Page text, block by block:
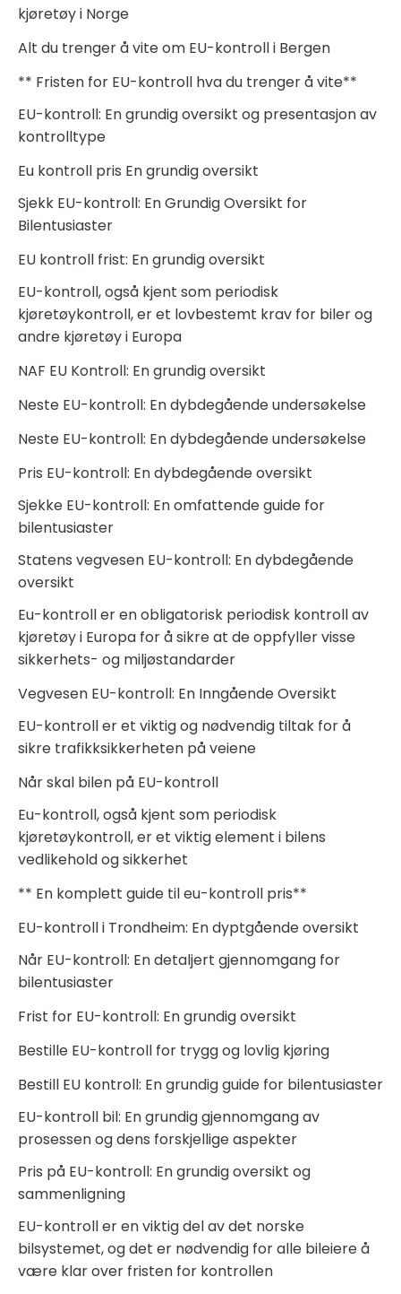
kjøretøy i Norge
Alt du trenger å vite om EU-kontroll i Bergen
** Fristen for EU-kontroll hva du trenger å vite**
EU-kontroll: En grundig oversikt og presentasjon av
kontrolltype
Eu kontroll pris En grundig oversikt
Sjekk EU-kontroll: En Grundig Oversikt for
Bilentusiaster
EU kontroll frist: En grundig oversikt
EU-kontroll, også kjent som periodisk
kjøretøykontroll, er et lovbestemt krav for biler og
andre kjøretøy i Europa
NAF EU Kontroll: En grundig oversikt
Neste EU-kontroll: En dybdegående undersøkelse
Neste EU-kontroll: En dybdegående undersøkelse
Pris EU-kontroll: En dybdegående oversikt
Sjekke EU-kontroll: En omfattende guide for
bilentusiaster
Statens vegvesen EU-kontroll: En dybdegående
oversikt
Eu-kontroll er en obligatorisk periodisk kontroll av
kjøretøy i Europa for å sikre at de oppfyller visse
sikkerhets- og miljøstandarder
Vegvesen EU-kontroll: En Inngående Oversikt
EU-kontroll er et viktig og nødvendig tiltak for å
sikre trafikksikkerheten på veiene
Når skal bilen på EU-kontroll
Eu-kontroll, også kjent som periodisk
kjøretøykontroll, er et viktig element i bilens
vedlikehold og sikkerhet
** En komplett guide til eu-kontroll pris**
EU-kontroll i Trondheim: En dyptgående oversikt
Når EU-kontroll: En detaljert gjennomgang for
bilentusiaster
Frist for EU-kontroll: En grundig oversikt
Bestille EU-kontroll for trygg og lovlig kjøring
Bestill EU kontroll: En grundig guide for bilentusiaster
EU-kontroll bil: En grundig gjennomgang av
prosessen og dens forskjellige aspekter
Pris på EU-kontroll: En grundig oversikt og
sammenligning
EU-kontroll er en viktig del av det norske
bilsystemet, og det er nødvendig for alle bileiere å
være klar over fristen for kontrollen